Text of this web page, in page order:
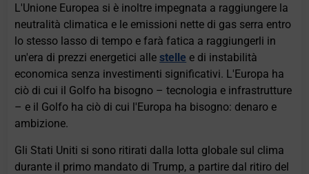
L'Unione Europea si è inoltre impegnata a raggiungere la
neutralità climatica e le emissioni nette di gas serra entro
lo stesso lasso di tempo e farà fatica a raggiungerli in
un'era di prezzi energetici allestelle e di instabilità
economica senza investimenti significativi. L'Europa ha
ciò di cui il Golfo ha bisogno – tecnologia e infrastrutture
– e il Golfo ha ciò di cui l'Europa ha bisogno: denaro e
ambizione.
Gli Stati Uniti si sono ritirati dalla lotta globale sul clima
durante il primo mandato di Trump, a partire dal ritiro del